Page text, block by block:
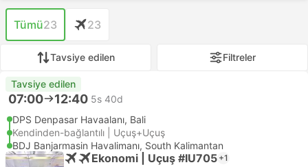
Tümü23 23
Tavsiye edilen Filtreler
Tavsiye edilen
07:00 12:40 5s 40d
DPS Denpasar Havaalanı, Bali
Kendinden-bağlantılı | Uçuş+Uçuş
BDJ Banjarmasin Havalimanı, South Kalimantan
Ekonomi | Uçuş #IU705 +1